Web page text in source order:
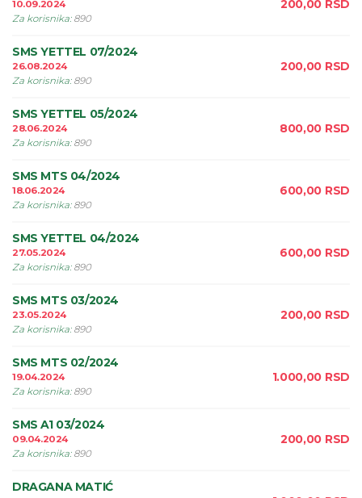
10.09.2024
Za korisnika: 890
200,00 RSD
SMS YETTEL 07/2024
26.08.2024
Za korisnika: 890
200,00 RSD
SMS YETTEL 05/2024
28.06.2024
Za korisnika: 890
800,00 RSD
SMS MTS 04/2024
18.06.2024
Za korisnika: 890
600,00 RSD
SMS YETTEL 04/2024
27.05.2024
Za korisnika: 890
600,00 RSD
SMS MTS 03/2024
23.05.2024
Za korisnika: 890
200,00 RSD
SMS MTS 02/2024
19.04.2024
Za korisnika: 890
1.000,00 RSD
SMS A1 03/2024
09.04.2024
Za korisnika: 890
200,00 RSD
DRAGANA MATIĆ